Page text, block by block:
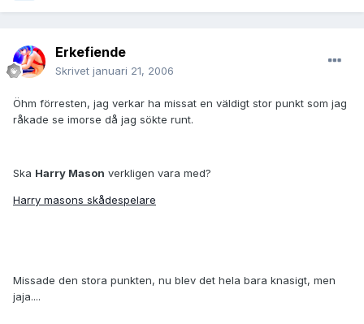
Erkefiende
Skrivet januari 21, 2006
Öhm förresten, jag verkar ha missat en väldigt stor punkt som jag
råkade se imorse då jag sökte runt.
Ska Harry Mason verkligen vara med?
Harry masons skådespelare
Missade den stora punkten, nu blev det hela bara knasigt, men
jaja....